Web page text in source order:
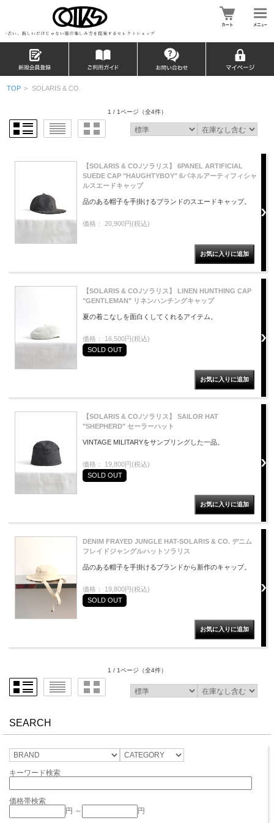
TOP > SOLARIS & CO.
1 / 1ページ （全4件）
【SOLARIS & CO./ソラリス】 6PANEL ARTIFICIAL
SUEDE CAP "HAUGHTYBOY" 6パネルアーティフィシャ
ルスエードキャップ
品のある帽子を手掛けるブランドのスエードキャップ。
価格： 20,900円(税込)
【SOLARIS & CO./ソラリス】 LINEN HUNTHING CAP
"GENTLEMAN" リネンハンチングキャップ
夏の着こなしを面白くしてくれるアイテム。
価格： 16,500円(税込)
SOLD OUT
【SOLARIS & CO./ソラリス】 SAILOR HAT
"SHEPHERD" セーラーハット
VINTAGE MILITARYをサンプリングした一品。
価格： 19,800円(税込)
SOLD OUT
DENIM FRAYED JUNGLE HAT-SOLARIS & CO. デニム
フレイドジャングルハットソラリス
品のある帽子を手掛けるブランドから新作のキャップ。
価格： 19,800円(税込)
SOLD OUT
1 / 1ページ （全4件）
SEARCH
キーワード検索
価格帯検索
円 ～
円